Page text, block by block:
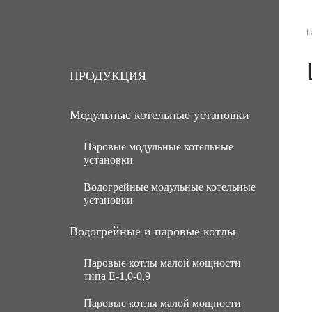
ПРОДУКЦИЯ
Модульные котельные установки
Паровые модульные котельные
установки
МКУ паровые угольные с ручной
подачей топлива
МКУ паровые угольные с
механической подачей топлива
Паровые газомазутные модульные
котельные установки
МКУ паровые мазутные (нефть)
Водогрейные модульные котельные
установки
МКУ водогрейные угольные с
ручной подачей топлива
МКУ водогрейные угольные с
механической подачей топлива
Водогрейные и паровые котлы
Паровые котлы малой мощности
типа Е-1,0-0,9
Паровые котлы малой мощности